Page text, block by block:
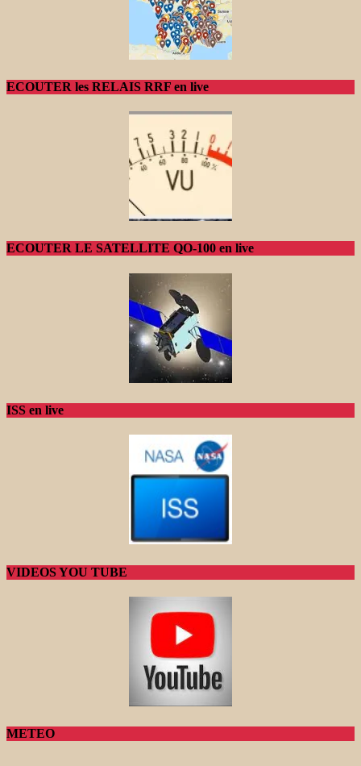
ECOUTER les RELAIS RRF en live
ECOUTER LE SATELLITE QO-100 en live
ISS en live
VIDEOS YOU TUBE
METEO